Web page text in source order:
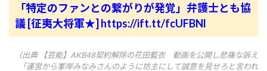
「特定のファンとの繋がりが発覚」弁護士とも協
議 [征夷大将軍★] https://ift.tt/fcUFBNl
（出典 【芸能】AKB48契約解除の花田藍衣 動画を公開し悲痛な訴え
「運営から峯岸みなみさんのように坊主にして誠意を見せろと言われ